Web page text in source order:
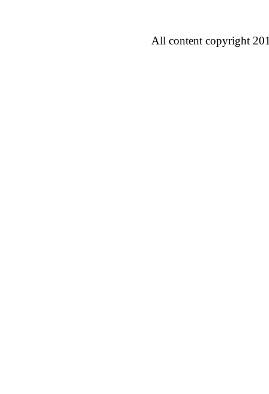
All content copyright